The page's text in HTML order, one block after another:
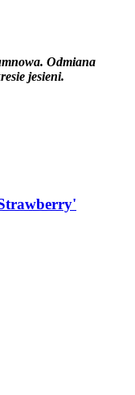
Odmiana
jesieni.